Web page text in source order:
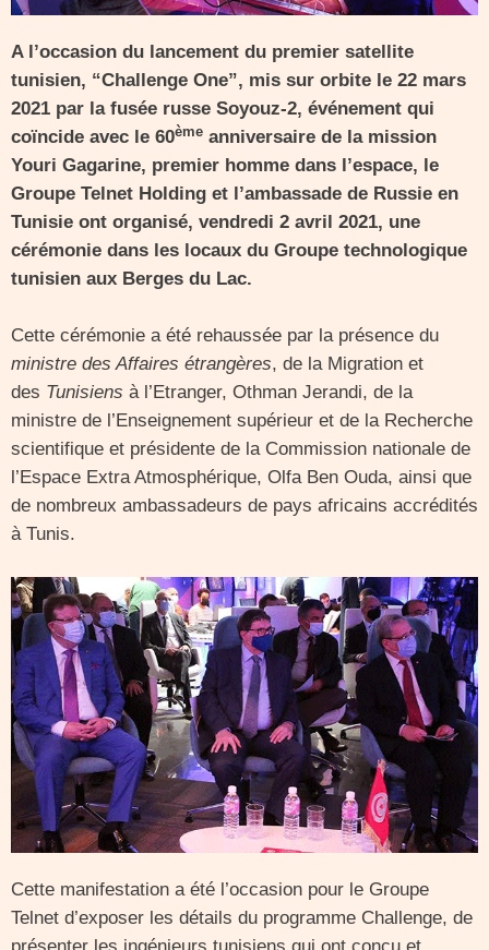
A l’occasion du lancement du premier satellite
tunisien, “Challenge One”, mis sur orbite le 22 mars
2021 par la fusée russe Soyouz-2, événement qui
coïncide avec le 60ème anniversaire de la mission
Youri Gagarine, premier homme dans l’espace, le
Groupe Telnet Holding et l’ambassade de Russie en
Tunisie ont organisé, vendredi 2 avril 2021, une
cérémonie dans les locaux du Groupe technologique
tunisien aux Berges du Lac.
Cette cérémonie a été rehaussée par la présence du
ministre des Affaires étrangères, de la Migration et
des Tunisiens à l’Etranger, Othman Jerandi, de la
ministre de l’Enseignement supérieur et de la Recherche
scientifique et présidente de la Commission nationale de
l’Espace Extra Atmosphérique, Olfa Ben Ouda, ainsi que
de nombreux ambassadeurs de pays africains accrédités
à Tunis.
Cette manifestation a été l’occasion pour le Groupe
Telnet d’exposer les détails du programme Challenge, de